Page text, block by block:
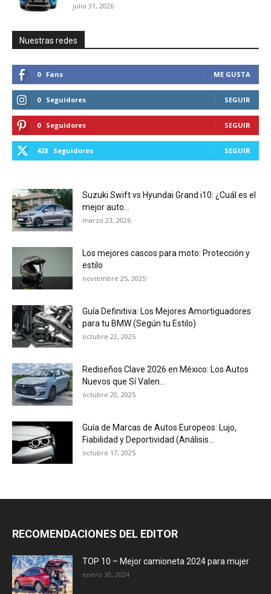
julio 31, 2026
Nuestras redes
0 Fans ME GUSTA
0 Seguidores SEGUIR
0 Seguidores SEGUIR
428 Seguidores SEGUIR
Suzuki Swift vs Hyundai Grand i10: ¿Cuál es el
mejor auto...
marzo 23, 2026
Los mejores cascos para moto: Protección y
estilo
noviembre 25, 2025
Guía Definitiva: Los Mejores Amortiguadores
para tu BMW (Según tu Estilo)
octubre 22, 2025
Rediseños Clave 2026 en México: Los Autos
Nuevos que Sí Valen...
octubre 20, 2025
Guía de Marcas de Autos Europeos: Lujo,
Fiabilidad y Deportividad (Análisis...
octubre 17, 2025
RECOMENDACIONES DEL EDITOR
TOP 10 – Mejor camioneta 2024 para mujer
enero 30, 2024